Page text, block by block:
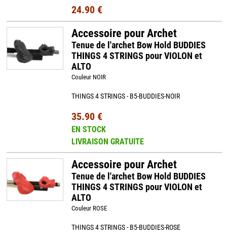
24.90 €
Accessoire pour Archet
Tenue de l'archet Bow Hold BUDDIES
THINGS 4 STRINGS pour VIOLON et
ALTO
Couleur NOIR
THINGS 4 STRINGS - B5-BUDDIES-NOIR
35.90 €
EN STOCK
LIVRAISON GRATUITE
Accessoire pour Archet
Tenue de l'archet Bow Hold BUDDIES
THINGS 4 STRINGS pour VIOLON et
ALTO
Couleur ROSE
THINGS 4 STRINGS - B5-BUDDIES-ROSE